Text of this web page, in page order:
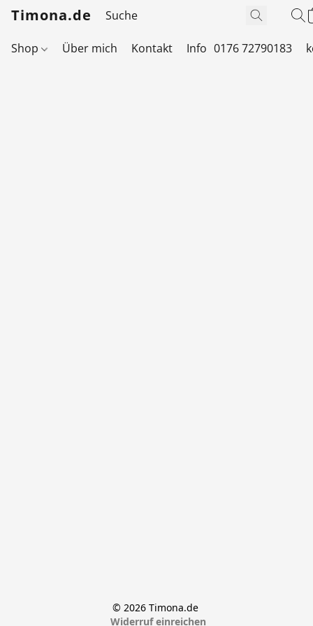
Timona.de
Shop Über mich Kontakt Info 0176 72790183
© 2026 Timona.de
Widerruf einreichen